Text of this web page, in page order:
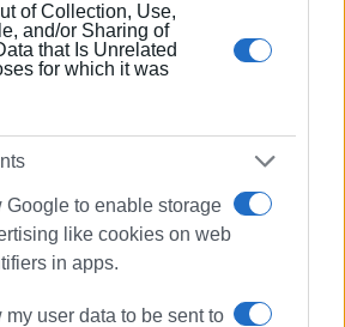
of Collection, Use,
and/or Sharing of
that Is Unrelated
for which it was
Google to enable storage
like cookies on web
in apps.
my user data to be sent to